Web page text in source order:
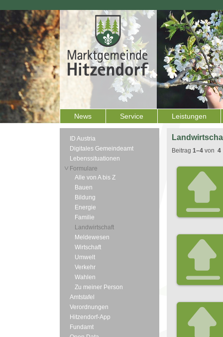
News Service Leistungen
ID Austria
Digitales Gemeindeamt
Lebenssituationen
Formulare
Alle von A bis Z
Bauen
Bildung
Energie
Familie
Landwirtschaft
Meldewesen
Wirtschaft
Umwelt
Verkehr
Wahlen
Zu meiner Person
Amtstafel
Verordnungen
Hitzendorf-App
Fundamt
Beitrag 1–4 von 4